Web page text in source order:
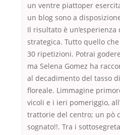
un ventre piattoper
un blog sono a
Il risultato è
strategica. Tutto quello
30 ripetizioni. Potrai
ma Selena Gomez ha
al decadimento del tasso
floreale. Limmagine
vicoli e i ieri pomeriggio,
trattorie del centro; un pò
sognato!!. Tra i